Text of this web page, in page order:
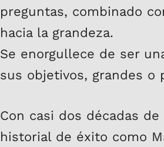
preguntas, combinado
hacia la grandeza.
Se enorgullece de ser
sus objetivos, grandes o
Con casi dos décadas
historial de éxito como